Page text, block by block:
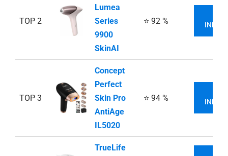
TOP 2
Lumea
Series
9900
SkinAI
⭐ 92 %
TOP 3
Concept
Perfect
Skin Pro
AntiAge
IL5020
⭐ 94 %
TrueLife